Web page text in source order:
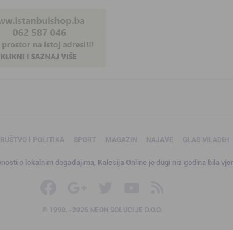
I POLITIKA SPORT MAGAZIN NAJAVE GLAS MLADIH
o lokalnim događajima, Kalesija Online je dugi niz godina bila
© 1998. -2026 NEON SOLUCIJE D.O.O.